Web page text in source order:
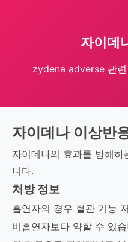
자이데
zydena adverse 관
자이데나 이상반
자이데나의 효과를 방해
니다.
처방 정보
흡연자의 경우 혈관 기능
비흡연자보다 약할 수 있